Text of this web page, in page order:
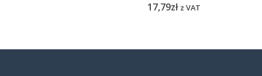
17,79zł z VAT